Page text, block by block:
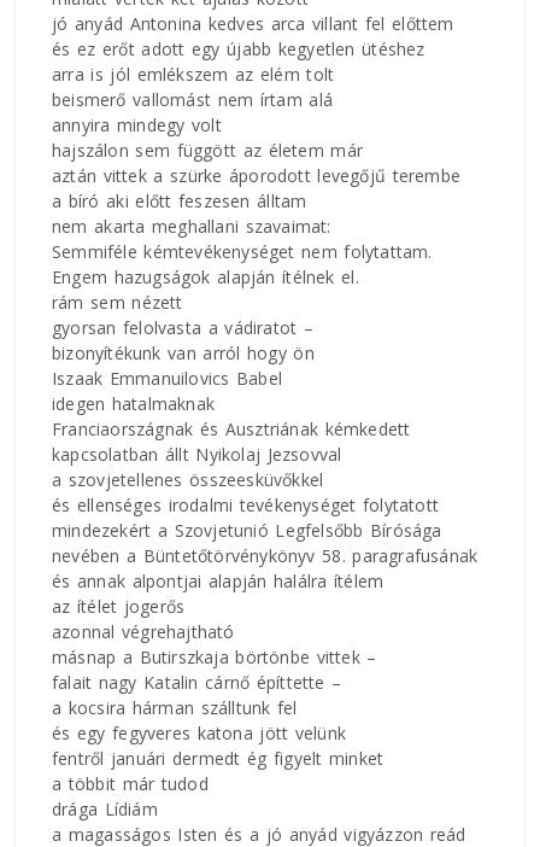
jó anyád Antonina kedves arca villant fel előttem
és ez erőt adott egy újabb kegyetlen ütéshez
arra is jól emlékszem az elém tolt
beismerő vallomást nem írtam alá
annyira mindegy volt
hajszálon sem függött az életem már
aztán vittek a szürke áporodott levegőjű terembe
a bíró aki előtt feszesen álltam
nem akarta meghallani szavaimat:
Semmiféle kémtevékenységet nem folytattam.
Engem hazugságok alapján ítélnek el.
rám sem nézett
gyorsan felolvasta a vádiratot –
bizonyítékunk van arról hogy ön
Iszaak Emmanuilovics Babel
idegen hatalmaknak
Franciaországnak és Ausztriának kémkedett
kapcsolatban állt Nyikolaj Jezsovval
a szovjetellenes összeesküvőkkel
és ellenséges irodalmi tevékenységet folytatott
mindezekért a Szovjetunió Legfelsőbb Bírósága
nevében a Büntetőtörvénykönyv 58. paragrafusának
és annak alpontjai alapján halálra ítélem
az ítélet jogerős
azonnal végrehajtható
másnap a Butirszkaja börtönbe vittek –
falait nagy Katalin cárnő építtette –
a kocsira hárman szálltunk fel
és egy fegyveres katona jött velünk
fentről januári dermedt ég figyelt minket
a többit már tudod
drága Lídiám
a magasságos Isten és a jó anyád vigyázzon reád